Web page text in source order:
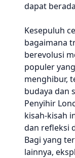
dapat
Kesepuluh
bagaimana
berevolusi
populer
menghibur,
budaya dan
Penyihir
kisah-kisah
dan refleksi
Bagi yang
lainnya,